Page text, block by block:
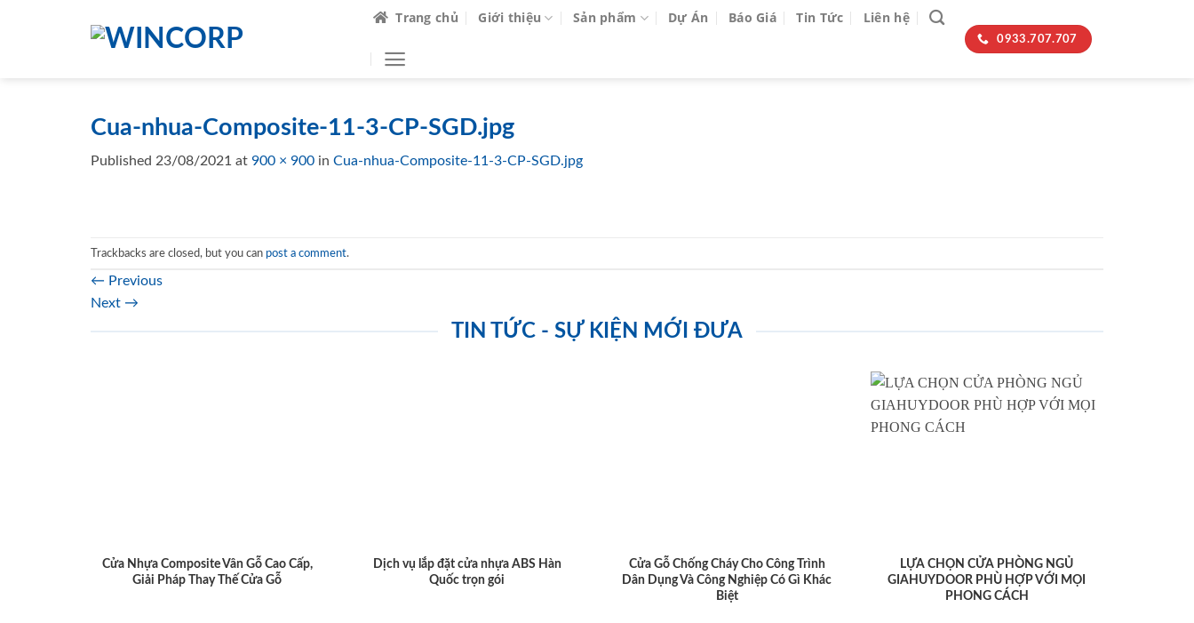
Trang chủ Giới thiệu Sản phẩm Dự Án Báo Giá Tin Tức Liên hệ
0933.707.707
Cua-nhua-Composite-11-3-CP-SGD.jpg
Published 23/08/2021 at 900 × 900 in Cua-nhua-Composite-11-3-CP-SGD.jpg
Trackbacks are closed, but you can post a comment.
← Previous
Next →
TIN TỨC - SỰ KIỆN MỚI ĐƯA
Cửa Nhựa Composite Vân Gỗ Cao Cấp,
Giải Pháp Thay Thế Cửa Gỗ
Dịch vụ lắp đặt cửa nhựa ABS Hàn
Quốc trọn gói
Cửa Gỗ Chống Cháy Cho Công Trình
Dân Dụng Và Công Nghiệp Có Gì Khác
Biệt
LỰA CHỌN CỬA PHÒNG NGỦ
GIAHUYDOOR PHÙ HỢP VỚI MỌI
PHONG CÁCH